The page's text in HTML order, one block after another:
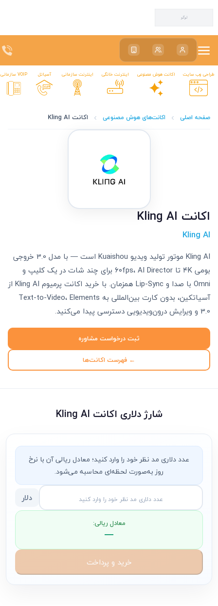
آسیاتکین | اینترنت ADSL، VDSL، LTE و VoIP تبریز
طراحی وب سایت اکانت هوش مصنوعی اینترنت خانگی اینترنت سازمانی آسیاتل VOIP سازمانی
صفحه اصلی اکانت‌های هوش مصنوعی اکانت Kling AI
اکانت Kling AI
Kling AI
Kling AI موتور تولید ویدیو Kuaishou است — با مدل 3.0 خروجی
بومی ۴K تا ۶۰fps، AI Director برای چند شات در یک کلیپ و
Omni با صدا و Lip-Sync همزمان. با خرید اکانت پرمیوم Kling AI از
آسیاتکین، بدون کارت بین‌المللی به Text-to-Video، Elements
3.0 و ویرایش درون‌ویدیویی دسترسی پیدا می‌کنید.
ثبت درخواست مشاوره
← فهرست اکانت‌ها
شارژ دلاری اکانت Kling AI
عدد دلاری مد نظر خود را وارد کنید؛ معادل ریالی آن با نرخ
روز به‌صورت لحظه‌ای محاسبه می‌شود.
دلار
معادل ریالی:
—
خرید و پرداخت